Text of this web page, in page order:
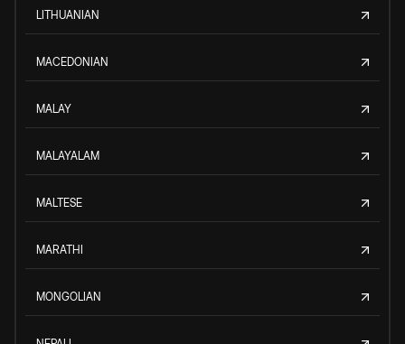
LITHUANIAN
MACEDONIAN
MALAY
MALAYALAM
MALTESE
MARATHI
MONGOLIAN